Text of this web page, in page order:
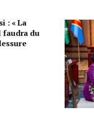
: « La
faudra du